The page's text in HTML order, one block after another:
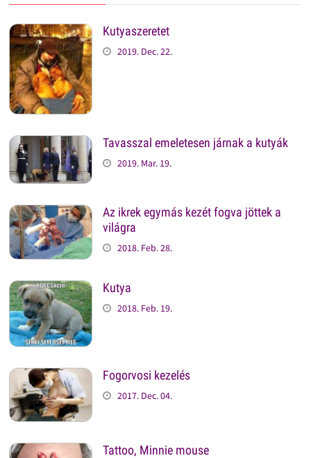
Kutyaszeretet
2019. Dec. 22.
Tavasszal emeletesen járnak a kutyák
2019. Mar. 19.
Az ikrek egymás kezét fogva jöttek a
világra
2018. Feb. 28.
Kutya
2018. Feb. 19.
Fogorvosi kezelés
2017. Dec. 04.
Tattoo, Minnie mouse